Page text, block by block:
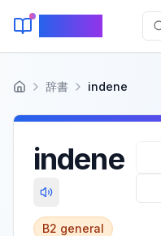
ホーム 辞書 indene
indene
B2 general